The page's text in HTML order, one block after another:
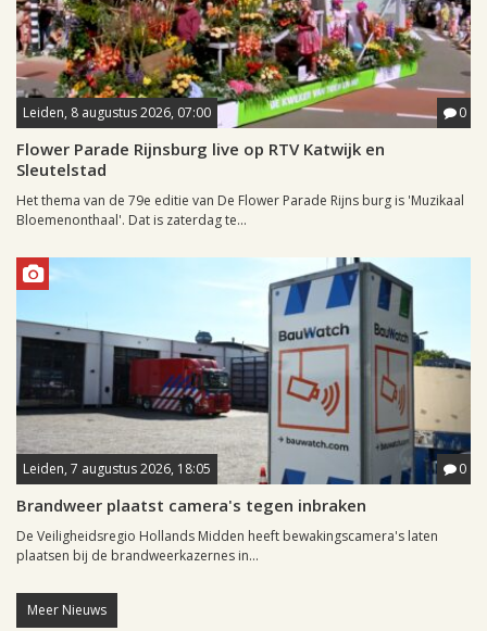
Leiden, 8 augustus 2026, 07:00 0
Flower Parade Rijnsburg live op RTV Katwijk en
Sleutelstad
Het thema van de 79e editie van De Flower Parade Rijns burg is 'Muzikaal
Bloemenonthaal'. Dat is zaterdag te...
Leiden, 7 augustus 2026, 18:05 0
Brandweer plaatst camera's tegen inbraken
De Veiligheidsregio Hollands Midden heeft bewakingscamera's laten
plaatsen bij de brandweerkazernes in...
Meer Nieuws